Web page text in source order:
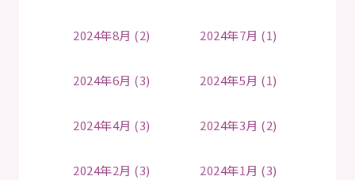
2024年8月 (2) 2024年7月 (1)
2024年6月 (3) 2024年5月 (1)
2024年4月 (3) 2024年3月 (2)
2024年2月 (3) 2024年1月 (3)